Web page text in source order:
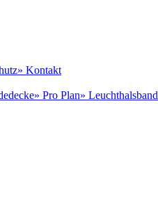
» Kontakt
» Pro Plan» Leuchthalsband